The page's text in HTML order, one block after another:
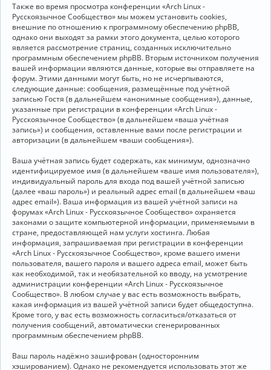
Также во время просмотра конференции «Arch Linux -
Русскоязычное Сообщество» мы можем установить cookies,
внешние по отношению к программному обеспечению phpBB,
однако они выходят за рамки этого документа, целью которого
является рассмотрение страниц, созданных исключительно
программным обеспечением phpBB. Вторым источником получения
вашей информации являются данные, которые вы отправляете на
форум. Этими данными могут быть, но не исчерпываются,
следующие данные: сообщения, размещённые под учётной
записью Гостя (в дальнейшем «анонимные сообщения»), данные,
указанные при регистрации в конференции «Arch Linux -
Русскоязычное Сообщество» (в дальнейшем «ваша учётная
запись») и сообщения, оставленные вами после регистрации и
авторизации (в дальнейшем «ваши сообщения»).
Ваша учётная запись будет содержать, как минимум, однозначно
идентифицируемое имя (в дальнейшем «ваше имя пользователя»),
индивидуальный пароль для входа под вашей учётной записью
(далее «ваш пароль») и реальный адрес email (в дальнейшем «ваш
адрес email»). Ваша информация из вашей учётной записи на
форумах «Arch Linux - Русскоязычное Сообщество» охраняется
законами о защите компьютерной информации, применяемыми в
стране, предоставляющей нам услуги хостинга. Любая
информация, запрашиваемая при регистрации в конференции
«Arch Linux - Русскоязычное Сообщество», кроме вашего имени
пользователя, вашего пароля и вашего адреса email, может быть
как необходимой, так и необязательной ко вводу, на усмотрение
администрации конференции «Arch Linux - Русскоязычное
Сообщество». В любом случае у вас есть возможность выбрать,
какая информация из вашей учётной записи будет общедоступна.
Кроме того, у вас есть возможность согласиться/отказаться от
получения сообщений, автоматически сгенерированных
программным обеспечением phpBB.
Ваш пароль надёжно зашифрован (односторонним
хэшированием). Однако не рекомендуется использовать этот же